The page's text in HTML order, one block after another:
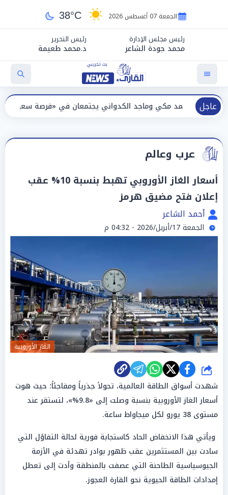
الجمعة 07 أغسطس 2026 38°C
رئيس مجلس الإدارة
محمد جودة الشاعر
رئيس التحرير
د.محمد طعيمة
عاجل بعد 13 عامًا.. أحمد
عرب وعالم
أسعار الغاز الأوروبي تهبط بنسبة 10% عقب
إعلان فتح مضيق هرمز
أحمد الشاعر
الجمعة 17/أبريل/2026 - 04:32 م
الغاز الأوروبية
شارك
شهدت أسواق الطاقة العالمية، تحولاً جذرياً ومفاجئاً؛ حيث هوت
أسعار الغاز الأوروبية بنسبة وصلت إلى «9.8%»، لتستقر عند
مستوى 38 يورو لكل ميجاواط ساعة.
ويأتي هذا الانخفاض الحاد كاستجابة فورية لحالة التفاؤل التي
سادت بين المستثمرين عقب ظهور بوادر تهدئة في الأزمة
الجيوسياسية الطاحنة التي عصفت بالمنطقة وأدت إلى تعطل
إمدادات الطاقة الحيوية نحو القارة العجوز.